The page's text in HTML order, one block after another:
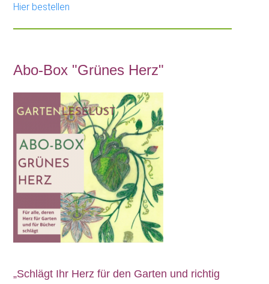
Hier bestellen
Abo-Box "Grünes Herz"
„Schlägt Ihr Herz für den Garten und richtig